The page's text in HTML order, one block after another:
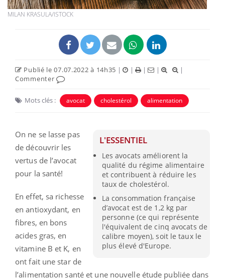
MILAN KRASULA/ISTOCK
Publié le 07.07.2022 à 14h35 | | | |
|
Commenter
Mots clés : avocat cholestérol alimentation
L'ESSENTIEL
Les avocats améliorent la
qualité du régime alimentaire
et contribuent à réduire les
taux de cholestérol.
La consommation française
d’avocat est de 1,2 kg par
personne (ce qui représente
l'équivalent de cinq avocats de
calibre moyen), soit le taux le
plus élevé d'Europe.
On ne se lasse pas
de découvrir les
vertus de l’avocat
pour la santé!
En effet, sa richesse
en antioxydant, en
fibres, en bons
acides gras, en
vitamine B et K, en
ont fait une star de
l’alimentation santé et une nouvelle étude publiée dans